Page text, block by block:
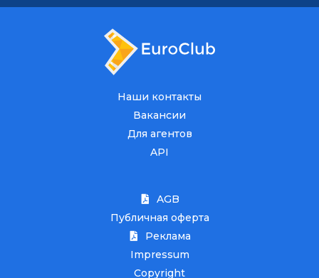
Наши контакты
Вакансии
Для агентов
API
AGB
Публичная оферта
Реклама
Impressum
Copyright